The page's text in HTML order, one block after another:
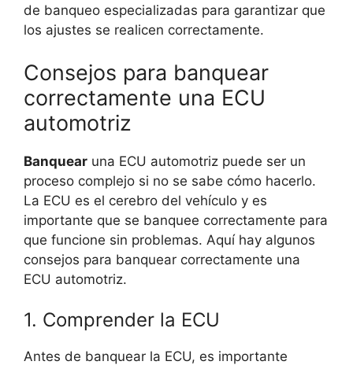
de banqueo especializadas para garantizar que
los ajustes se realicen correctamente.
Consejos para banquear
correctamente una ECU
automotriz
Banquear una ECU automotriz puede ser un
proceso complejo si no se sabe cómo hacerlo.
La ECU es el cerebro del vehículo y es
importante que se banquee correctamente para
que funcione sin problemas. Aquí hay algunos
consejos para banquear correctamente una
ECU automotriz.
1. Comprender la ECU
Antes de banquear la ECU, es importante